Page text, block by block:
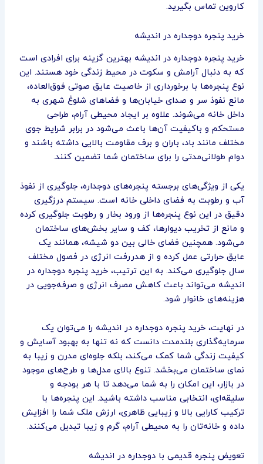
کاروین تماس بگیرید.
خرید پنجره دوجداره در اندیشه
خرید پنجره دوجداره در اندیشه بهترین گزینه برای افرادی است
که به دنبال آرامش و سکوت در محیط زندگی خود هستند. این
نوع پنجره‌ها با برخورداری از خاصیت عایق صوتی فوق‌العاده،
مانع نفوذ سر و صدای خیابان‌ها و فضاهای شلوغ شهری به
داخل خانه می‌شوند. علاوه بر ایجاد محیطی آرام، طراحی
مستحکم و باکیفیت آن‌ها باعث می‌شود در برابر شرایط جوی
مختلف مانند باد، باران و برف مقاومت بالایی داشته باشند و
دوام طولانی‌مدتی را برای ساختمان شما تضمین کنند.
یکی از ویژگی‌های برجسته پنجره‌های دوجداره، جلوگیری از نفوذ
آب و رطوبت به فضای داخلی خانه است. سیستم درزگیری
دقیق در این نوع پنجره‌ها از ورود بخار و رطوبت جلوگیری کرده
و مانع از تخریب دیوارها، کف و سایر بخش‌های ساختمان
می‌شود. همچنین فضای خالی بین دو شیشه، همانند یک
عایق حرارتی عمل کرده و از هدررفت انرژی در فصول مختلف
سال جلوگیری می‌کند. به این ترتیب، خرید پنجره دوجداره در
اندیشه می‌تواند باعث کاهش مصرف انرژی و صرفه‌جویی در
هزینه‌های خانوار شود.
در نهایت، خرید پنجره دوجداره در اندیشه را می‌توان یک
سرمایه‌گذاری بلندمدت دانست که نه تنها به بهبود آسایش و
کیفیت زندگی شما کمک می‌کند، بلکه جلوه‌ای مدرن و زیبا به
نمای ساختمان می‌بخشد. تنوع بالای مدل‌ها و طرح‌های موجود
در بازار، این امکان را به شما می‌دهد تا با هر بودجه و
سلیقه‌ای، انتخابی مناسب داشته باشید. این پنجره‌ها با
ترکیب کارایی بالا و زیبایی ظاهری، ارزش ملک شما را افزایش
داده و خانه‌تان را به محیطی آرام، گرم و زیبا تبدیل می‌کنند.
تعویض پنجره قدیمی با دوجداره در اندیشه